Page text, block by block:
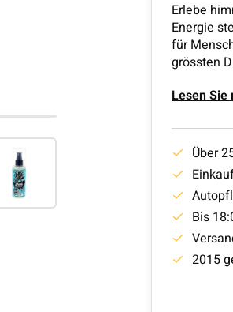
Erlebe
Energie
für
grössten
Lesen Sie
Über
Bis
2015